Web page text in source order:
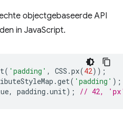
objectgebaseerde API
in JavaScript.
( 'padding' , CSS .px(42));
.get( 'padding' );
, padding .unit); // 42,